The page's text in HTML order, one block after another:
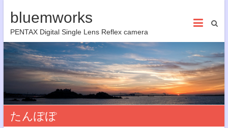
bluemworks
PENTAX Digital Single Lens Reflex camera
たんぽぽ